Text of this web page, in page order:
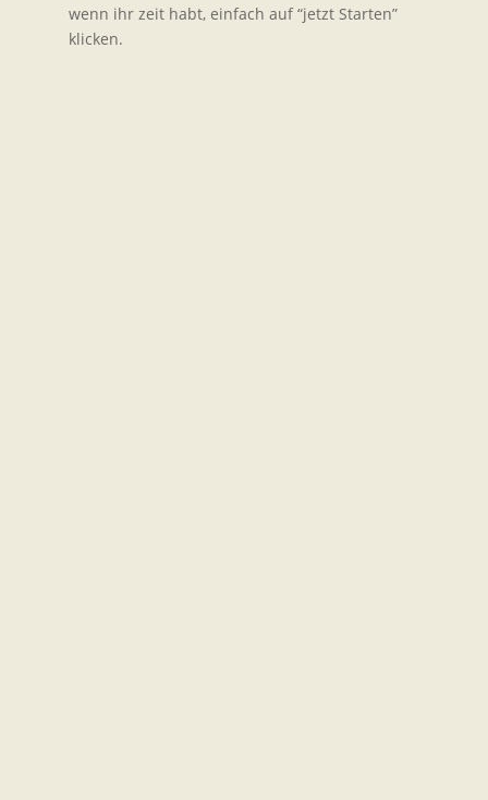
wenn ihr zeit habt, einfach auf “jetzt Starten”
klicken.